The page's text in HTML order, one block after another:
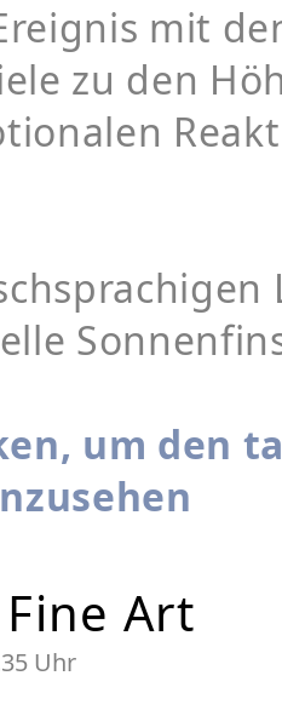
mit
zu den
um den
Fine Art
Uhr